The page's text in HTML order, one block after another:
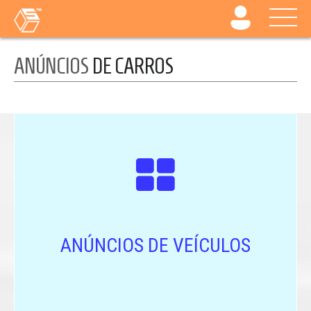
ANÚNCIOS DE CARROS
ANÚNCIOS DE VEÍCULOS